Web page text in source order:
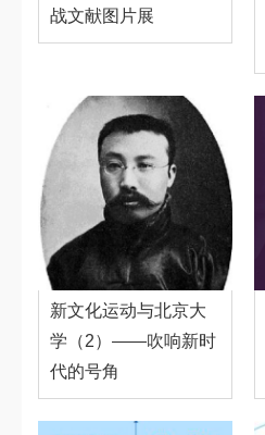
战文献图片展
新文化运动与北京大
学（2）——吹响新时
代的号角